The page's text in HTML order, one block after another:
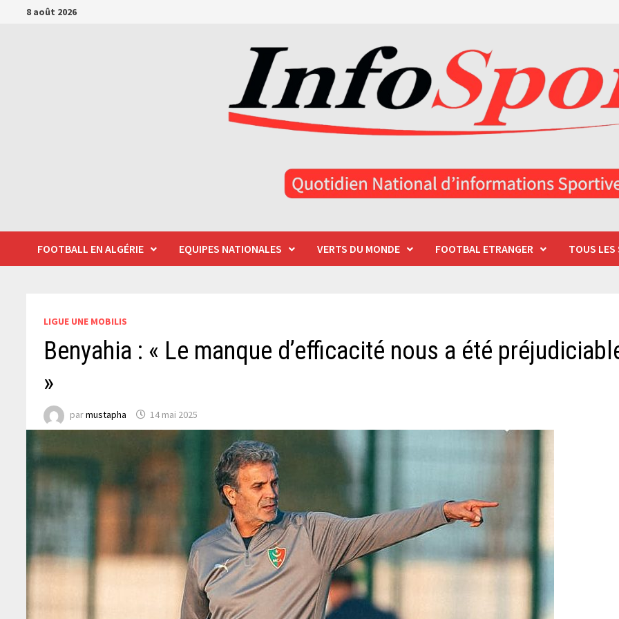
Passer8 août 2026
FOOTBALL EN ALGÉRIE EQUIPES NATIONALES VERTS DU MONDE FOOTBAL ETRANGER TOUS LES
LIGUE UNE MOBILIS
Benyahia : « Le manque d’efficacité nous a été
»
parmustapha 14 mai 2025